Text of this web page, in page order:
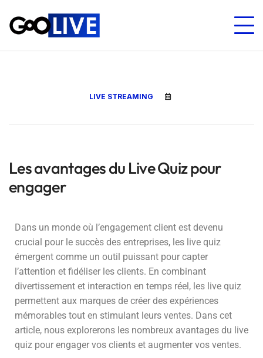
LIVE STREAMING
Les avantages du Live Quiz pour
engager
Dans un monde où l’engagement client est devenu
crucial pour le succès des entreprises, les live quiz
émergent comme un outil puissant pour capter
l’attention et fidéliser les clients. En combinant
divertissement et interaction en temps réel, les live quiz
permettent aux marques de créer des expériences
mémorables tout en stimulant leurs ventes. Dans cet
article, nous explorerons les nombreux avantages du live
quiz pour engager vos clients et augmenter vos ventes.